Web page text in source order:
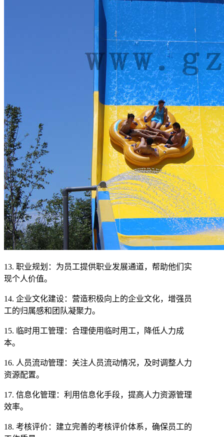
13. 职业规划：为员工提供职业发展通道，帮助他们实
现个人价值。
14. 企业文化建设：营造积极向上的企业文化，增强员
工的归属感和团队凝聚力。
15. 临时用工管理：合理使用临时用工，降低人力成
本。
16. 人员流动管理：关注人员流动情况，及时调整人力
资源配置。
17. 信息化管理：利用信息化手段，提高人力资源管理
效率。
18. 考核评价：建立完善的考核评价体系，确保员工的